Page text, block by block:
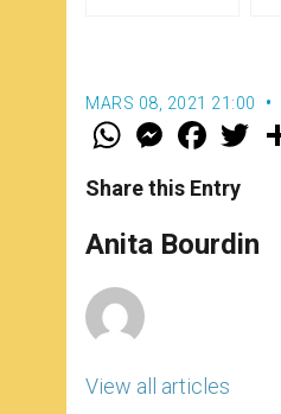
MARS 08, 2021 21:00
W
t
s
p
p
M
e
s
e
g
e
F
a
e
b
o
k
w
r
Share this Entry
Anita Bourdin
View all articles